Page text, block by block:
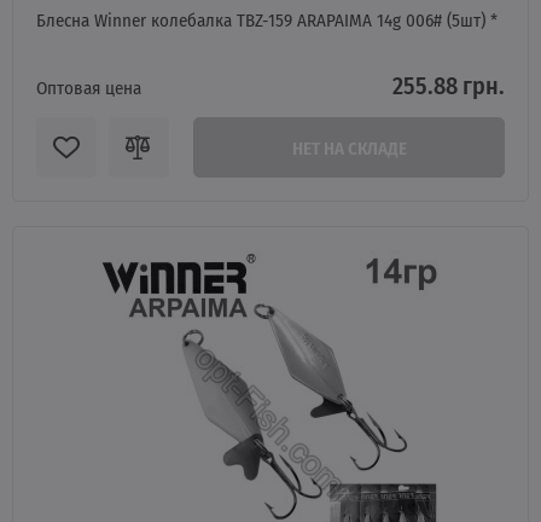
Блесна Winner колебалка TBZ-159 ARAPAIMA 14g 006# (5шт) *
Оптовая цена 255.88 грн.